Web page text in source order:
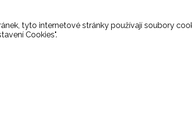
tyto internetové stránky používají soubory
Cookies".